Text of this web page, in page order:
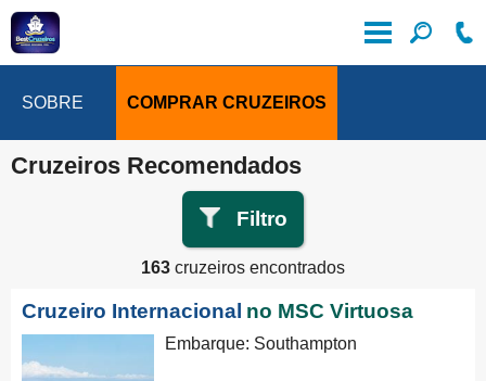
SOBRE COMPRAR CRUZEIROS
Cruzeiros Recomendados
Filtro
163 cruzeiros encontrados
Cruzeiro Internacional no MSC Virtuosa
Embarque: Southampton